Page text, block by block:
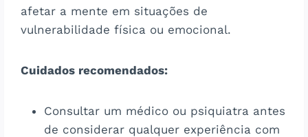
afetar a mente em situações de
vulnerabilidade física ou emocional.
Cuidados recomendados:
Consultar um médico ou psiquiatra antes
de considerar qualquer experiência com